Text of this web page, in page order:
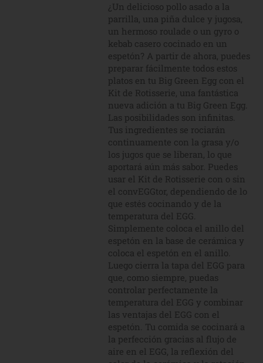
¿Un delicioso pollo asado a la
parrilla, una piña dulce y jugosa,
un hermoso roulade o un gyro o
kebab casero cocinado en un
espetón? A partir de ahora, puedes
preparar fácilmente todos estos
platos en tu Big Green Egg con el
Kit de Rotisserie, una fantástica
nueva adición a tu Big Green Egg.
Las posibilidades son infinitas.
Tus ingredientes se rociarán
continuamente con la grasa y/o
los jugos que se liberan, lo que
aportará aún más sabor. Puedes
usar el Kit de Rotisserie con o sin
el convEGGtor, dependiendo de lo
que estés cocinando y de la
temperatura del EGG.
Simplemente coloca el anillo del
espetón en la base de cerámica y
coloca el espetón en el anillo.
Luego cierra la tapa del EGG para
que, como siempre, puedas
controlar perfectamente la
temperatura del EGG y combinar
las ventajas del EGG con el
espetón. Tu comida se cocinará a
la perfección gracias al flujo de
aire en el EGG, la reflexión del